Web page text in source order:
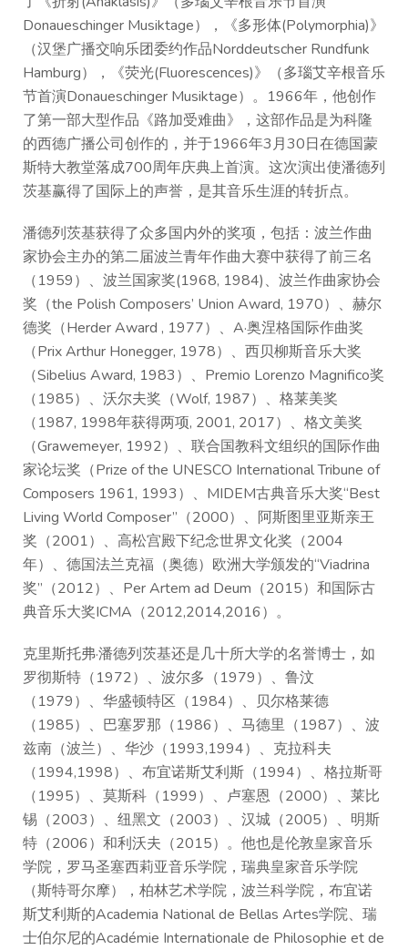
Donaueschinger Musiktage），《多形体(Polymorphia)》
（汉堡广播交响乐团委约作品Norddeutscher Rundfunk
Hamburg），《荧光(Fluorescences)》（多瑙艾辛根音乐
节首演Donaueschinger Musiktage）。1966年，他创作
了第一部大型作品《路加受难曲》，这部作品是为科隆
的西德广播公司创作的，并于1966年3月30日在德国蒙
斯特大教堂落成700周年庆典上首演。这次演出使潘德列
茨基赢得了国际上的声誉，是其音乐生涯的转折点。
潘德列茨基获得了众多国内外的奖项，包括：波兰作曲
家协会主办的第二届波兰青年作曲大赛中获得了前三名
（1959）、波兰国家奖(1968, 1984)、波兰作曲家协会
奖（the Polish Composers’ Union Award, 1970）、赫尔
德奖（Herder Award , 1977）、A·奥涅格国际作曲奖
（Prix Arthur Honegger, 1978）、西贝柳斯音乐大奖
（Sibelius Award, 1983）、Premio Lorenzo Magnifico奖
（1985）、沃尔夫奖（Wolf, 1987）、格莱美奖
（1987, 1998年获得两项, 2001, 2017）、格文美奖
（Grawemeyer, 1992）、联合国教科文组织的国际作曲
家论坛奖（Prize of the UNESCO International Tribune of
Composers 1961, 1993）、MIDEM古典音乐大奖“Best
Living World Composer”（2000）、阿斯图里亚斯亲王
奖（2001）、高松宫殿下纪念世界文化奖（2004
年）、德国法兰克福（奥德）欧洲大学颁发的“Viadrina
奖”（2012）、Per Artem ad Deum（2015）和国际古
典音乐大奖ICMA（2012,2014,2016）。
克里斯托弗·潘德列茨基还是几十所大学的名誉博士，如
罗彻斯特（1972）、波尔多（1979）、鲁汶
（1979）、华盛顿特区（1984）、贝尔格莱德
（1985）、巴塞罗那（1986）、马德里（1987）、波
兹南（波兰）、华沙（1993,1994）、克拉科夫
（1994,1998）、布宜诺斯艾利斯（1994）、格拉斯哥
（1995）、莫斯科（1999）、卢塞恩（2000）、莱比
锡（2003）、纽黑文（2003）、汉城（2005）、明斯
特（2006）和利沃夫（2015）。他也是伦敦皇家音乐
学院，罗马圣塞西莉亚音乐学院，瑞典皇家音乐学院
（斯特哥尔摩），柏林艺术学院，波兰科学院，布宜诺
斯艾利斯的Academia National de Bellas Artes学院、瑞
士伯尔尼的Académie Internationale de Philosophie et de